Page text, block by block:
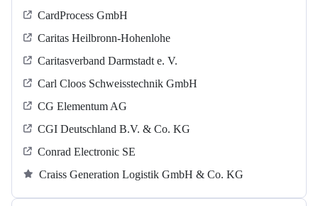
CardProcess GmbH
Caritas Heilbronn-Hohenlohe
Caritasverband Darmstadt e. V.
Carl Cloos Schweisstechnik GmbH
CG Elementum AG
CGI Deutschland B.V. & Co. KG
Conrad Electronic SE
Craiss Generation Logistik GmbH & Co. KG